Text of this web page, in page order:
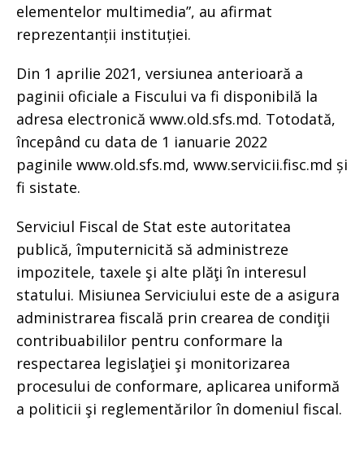
elementelor multimedia”, au afirmat
reprezentanții instituției.
Din 1️ aprilie 2021, versiunea anterioară a
paginii oficiale a Fiscului va fi disponibilă la
adresa electronică www.old.sfs.md. Totodată,
începând cu data de 1 ianuarie 2022
paginile www.old.sfs.md, www.servicii.fisc.md și
fi sistate.
Serviciul Fiscal de Stat este autoritatea
publică, împuternicită să administreze
impozitele, taxele şi alte plăţi în interesul
statului. Misiunea Serviciului este de a asigura
administrarea fiscală prin crearea de condiţii
contribuabililor pentru conformare la
respectarea legislaţiei şi monitorizarea
procesului de conformare, aplicarea uniformă
a politicii şi reglementărilor în domeniul fiscal.